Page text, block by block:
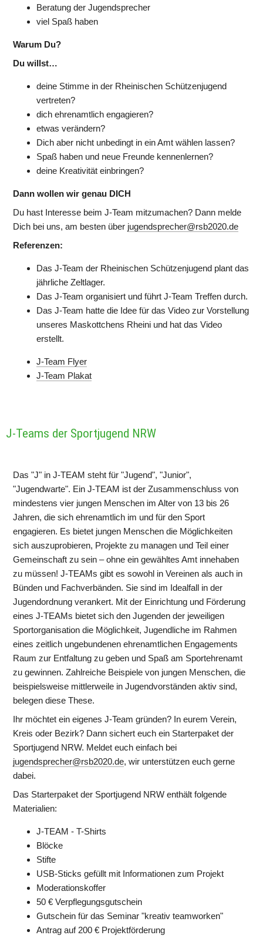
Beratung der Jugendsprecher
viel Spaß haben
Warum Du?
Du willst…
deine Stimme in der Rheinischen Schützenjugend
vertreten?
dich ehrenamtlich engagieren?
etwas verändern?
Dich aber nicht unbedingt in ein Amt wählen lassen?
Spaß haben und neue Freunde kennenlernen?
deine Kreativität einbringen?
Dann wollen wir genau DICH
Du hast Interesse beim J-Team mitzumachen? Dann melde
Dich bei uns, am besten über jugendsprecher@rsb2020.de
Referenzen:
Das J-Team der Rheinischen Schützenjugend plant das
jährliche Zeltlager.
Das J-Team organisiert und führt J-Team Treffen durch.
Das J-Team hatte die Idee für das Video zur Vorstellung
unseres Maskottchens Rheini und hat das Video
erstellt.
J-Team Flyer
J-Team Plakat
J-Teams der Sportjugend NRW
Das "J" in J-TEAM steht für "Jugend", "Junior",
"Jugendwarte". Ein J-TEAM ist der Zusammenschluss von
mindestens vier jungen Menschen im Alter von 13 bis 26
Jahren, die sich ehrenamtlich im und für den Sport
engagieren. Es bietet jungen Menschen die Möglichkeiten
sich auszuprobieren, Projekte zu managen und Teil einer
Gemeinschaft zu sein – ohne ein gewähltes Amt innehaben
zu müssen! J-TEAMs gibt es sowohl in Vereinen als auch in
Bünden und Fachverbänden. Sie sind im Idealfall in der
Jugendordnung verankert. Mit der Einrichtung und Förderung
eines J-TEAMs bietet sich den Jugenden der jeweiligen
Sportorganisation die Möglichkeit, Jugendliche im Rahmen
eines zeitlich ungebundenen ehrenamtlichen Engagements
Raum zur Entfaltung zu geben und Spaß am Sportehrenamt
zu gewinnen. Zahlreiche Beispiele von jungen Menschen, die
beispielsweise mittlerweile in Jugendvorständen aktiv sind,
belegen diese These.
Ihr möchtet ein eigenes J-Team gründen? In eurem Verein,
Kreis oder Bezirk? Dann sichert euch ein Starterpaket der
jugendsprecher@rsb2020.de, wir unterstützen euch gerne
dabei.
Das Starterpaket der Sportjugend NRW enthält folgende
Materialien:
J-TEAM - T-Shirts
Blöcke
Stifte
USB-Sticks gefüllt mit Informationen zum Projekt
Moderationskoffer
50 € Verpflegungsgutschein
Gutschein für das Seminar "kreativ teamworken"
Antrag auf 200 € Projektförderung